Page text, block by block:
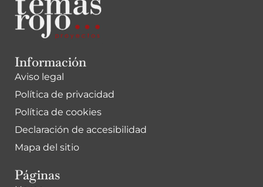
Información
Aviso legal
Política de privacidad
Política de cookies
Declaración de accesibilidad
Mapa del sitio
Páginas